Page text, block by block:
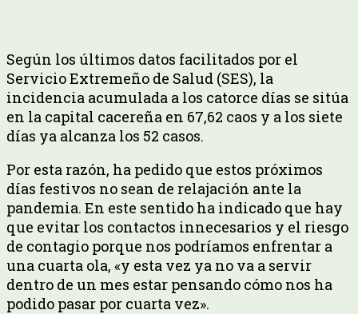
Según los últimos datos facilitados por el
Servicio Extremeño de Salud (SES), la
incidencia acumulada a los catorce días se sitúa
en la capital cacereña en 67,62 caos y a los siete
días ya alcanza los 52 casos.
Por esta razón, ha pedido que estos próximos
días festivos no sean de relajación ante la
pandemia. En este sentido ha indicado que hay
que evitar los contactos innecesarios y el riesgo
de contagio porque nos podríamos enfrentar a
una cuarta ola, «y esta vez ya no va a servir
dentro de un mes estar pensando cómo nos ha
podido pasar por cuarta vez».